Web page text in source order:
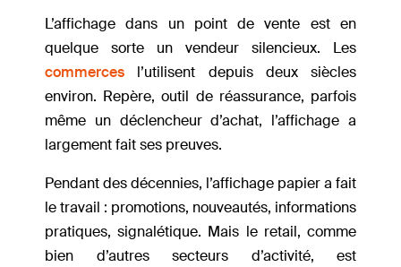
L’affichage dans un point de vente est en
quelque sorte un vendeur silencieux. Les
commerces l’utilisent depuis deux siècles
environ. Repère, outil de réassurance, parfois
même un déclencheur d’achat, l’affichage a
largement fait ses preuves.
Pendant des décennies, l’affichage papier a fait
le travail : promotions, nouveautés, informations
pratiques, signalétique. Mais le retail, comme
bien d’autres secteurs d’activité, est